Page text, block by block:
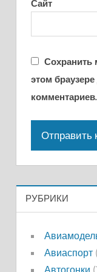
Сайт
Сохранить
этом
комментариев.
РУБРИКИ
Авиаспорт
Автогонки